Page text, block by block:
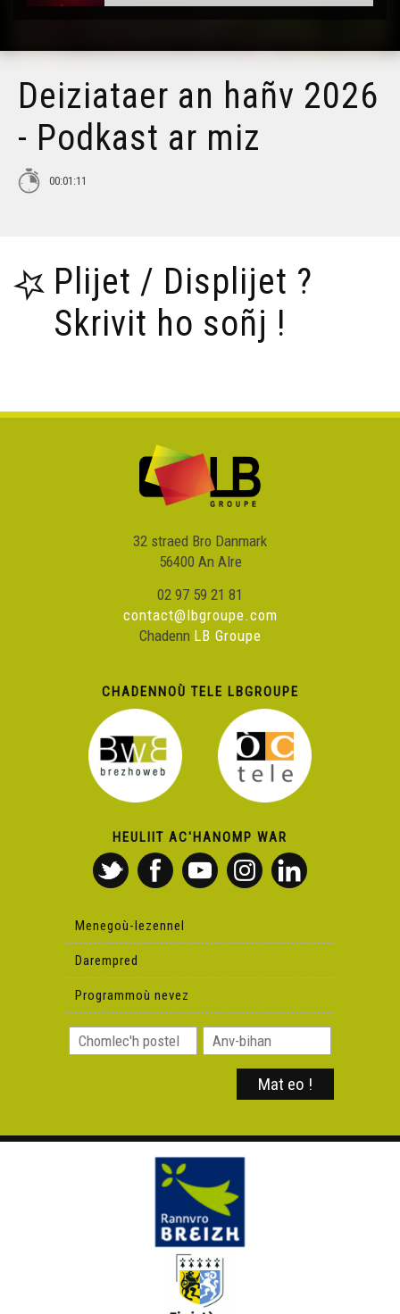
Tañva Anv ar Rozenn - stumm karrez - VBSTB
Tañva Anv ar Rozenn - stumm 9:16 - VBSTF
Tañva Anv ar Rozenn - stumm 9:16 - VBSTB
Deiziataer an hañv 2026
- Podkast ar miz
00:01:11
Plijet / Displijet ?
Skrivit ho soñj !
32 straed Bro Danmark
56400 An Alre
02 97 59 21 81
contact@lbgroupe.com
Chadenn LB Groupe
CHADENNOÙ TELE LBGROUPE
HEULIIT AC'HANOMP WAR
Menegoù-lezennel
Darempred
Programmoù nevez